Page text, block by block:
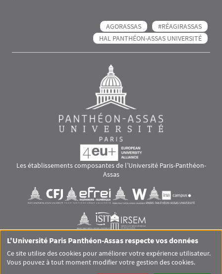
AGORASSAS
#RÉAGIRASSAS
HAL PANTHÉON-ASSAS UNIVERSITÉ
Les établissements composantes de l’Université Paris-Panthéon-
Assas
Visuel svgVisuel svg Visuel svgVisuel svg
Visuel svgVisuel svg
RS footer
L'Université Paris Panthéon-Assas respecte vos données
Ce site utilise des cookies pour améliorer votre expérience utilisateur.
Vous pouvez à tout moment modifier votre gestion des cookies.